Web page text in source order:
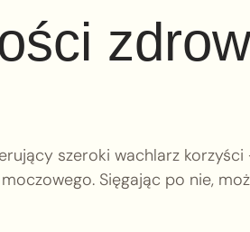
szeroki wachlarz
Sięgając po nie,